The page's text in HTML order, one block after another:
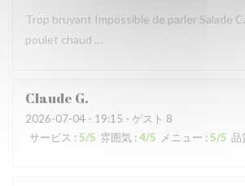
Trop bruyant Impossible de parler Salade
poulet chaud …
Claude G
2026-07-04 - 19:15 - ゲスト 8
サービス :5/5 雰囲気 :4/5 メニュー :5/5 品